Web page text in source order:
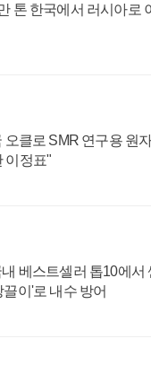
톤 한국에서 러시아로
클로 SMR 연구용 원
이정표"
베스트셀러 톱10에서
끌이'로 내수 방어